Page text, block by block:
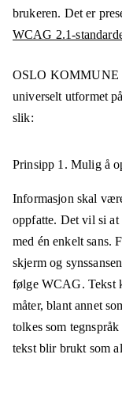
brukeren. Det er
WCAG 2.1-
OSLO KOMMUNE
universelt utformet på
slik:
Prinsipp 1. Mulig å
Informasjon skal
oppfatte. Det vil si at
med én enkelt sans.
skjerm og
følge WCAG. Tekst
måter, blant annet
tolkes som
tekst blir brukt som